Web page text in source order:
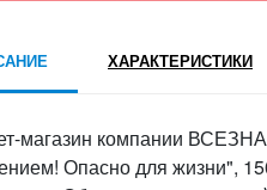
ХАРАКТЕРИСТИКИ
магазин компании
Опасно для жизни",